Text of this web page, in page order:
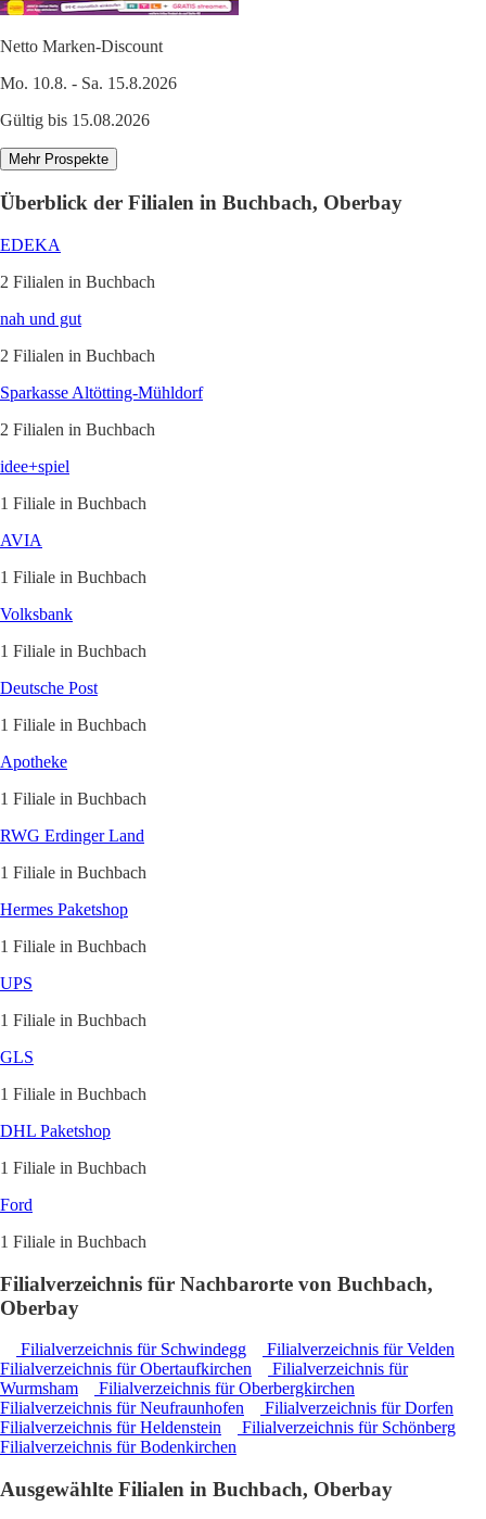
Netto Marken-Discount
Mo. 10.8. - Sa. 15.8.2026
Gültig bis 15.08.2026
Mehr Prospekte
Überblick der Filialen in Buchbach, Oberbay
EDEKA
2 Filialen in Buchbach
nah und gut
2 Filialen in Buchbach
Sparkasse Altötting-Mühldorf
2 Filialen in Buchbach
idee+spiel
1 Filiale in Buchbach
AVIA
1 Filiale in Buchbach
Volksbank
1 Filiale in Buchbach
Deutsche Post
1 Filiale in Buchbach
Apotheke
1 Filiale in Buchbach
RWG Erdinger Land
1 Filiale in Buchbach
Hermes Paketshop
1 Filiale in Buchbach
UPS
1 Filiale in Buchbach
GLS
1 Filiale in Buchbach
DHL Paketshop
1 Filiale in Buchbach
Ford
1 Filiale in Buchbach
Filialverzeichnis für Nachbarorte von Buchbach,
Oberbay
Filialverzeichnis für Schwindegg
Filialverzeichnis für Velden
Filialverzeichnis für Obertaufkirchen
Filialverzeichnis für
Wurmsham
Filialverzeichnis für Oberbergkirchen
Filialverzeichnis für Neufraunhofen
Filialverzeichnis für Dorfen
Filialverzeichnis für Heldenstein
Filialverzeichnis für Schönberg
Filialverzeichnis für Bodenkirchen
Ausgewählte Filialen in Buchbach, Oberbay